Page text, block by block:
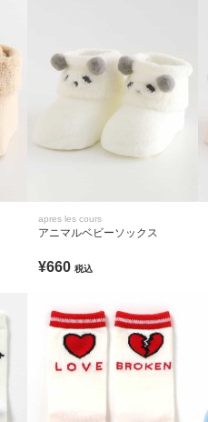
apres les cours
アニマルベビーソックス
¥660 税込